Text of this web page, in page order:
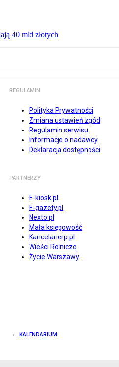
40 mld złotych
REGULAMIN
Polityka Prywatności
Zmiana ustawień zgód
Regulamin serwisu
Informacje o nadawcy
Deklaracja dostępności
PARTNERZY
E-kiosk.pl
E-gazety.pl
Nexto.pl
Mała księgowość
Kancelarierp.pl
Wieści Rolnicze
Życie Warszawy
KALENDARIUM